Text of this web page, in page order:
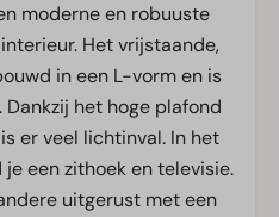
moderne en robuuste
Het vrijstaande,
in een L-vorm en is
het hoge plafond
er veel lichtinval. In het
een zithoek en televisie.
uitgerust met een